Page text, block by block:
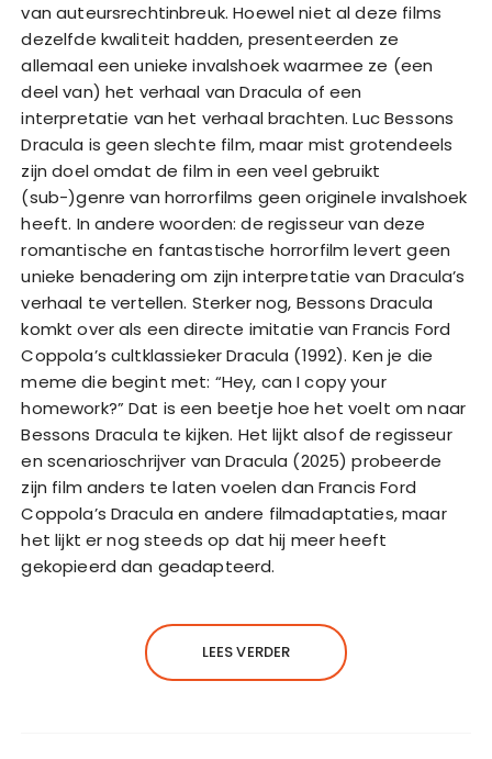
van auteursrechtinbreuk. Hoewel niet al deze films
dezelfde kwaliteit hadden, presenteerden ze
allemaal een unieke invalshoek waarmee ze (een
deel van) het verhaal van Dracula of een
interpretatie van het verhaal brachten. Luc Bessons
Dracula is geen slechte film, maar mist grotendeels
zijn doel omdat de film in een veel gebruikt
(sub-)genre van horrorfilms geen originele invalshoek
heeft. In andere woorden: de regisseur van deze
romantische en fantastische horrorfilm levert geen
unieke benadering om zijn interpretatie van Dracula’s
verhaal te vertellen. Sterker nog, Bessons Dracula
komkt over als een directe imitatie van Francis Ford
Coppola’s cultklassieker Dracula (1992). Ken je die
meme die begint met: “Hey, can I copy your
homework?” Dat is een beetje hoe het voelt om naar
Bessons Dracula te kijken. Het lijkt alsof de regisseur
en scenarioschrijver van Dracula (2025) probeerde
zijn film anders te laten voelen dan Francis Ford
Coppola’s Dracula en andere filmadaptaties, maar
het lijkt er nog steeds op dat hij meer heeft
gekopieerd dan geadapteerd.
LEES VERDER